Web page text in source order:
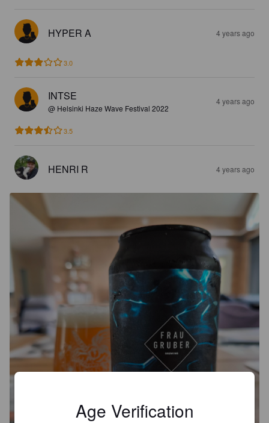
HYPER A 4 years ago
3.0
INTSE
@ Helsinki Haze Wave Festival 2022
4 years ago
3.5
HENRI R 4 years ago
Age Verification